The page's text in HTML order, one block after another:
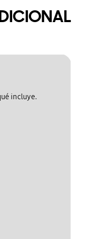
incluye.